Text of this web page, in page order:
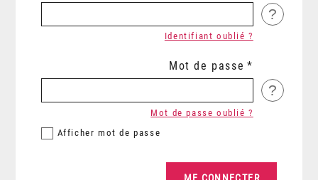
?
Identifiant oublié ?
Mot de passe
?
Afficher mot de passe
Mot de passe oublié ?